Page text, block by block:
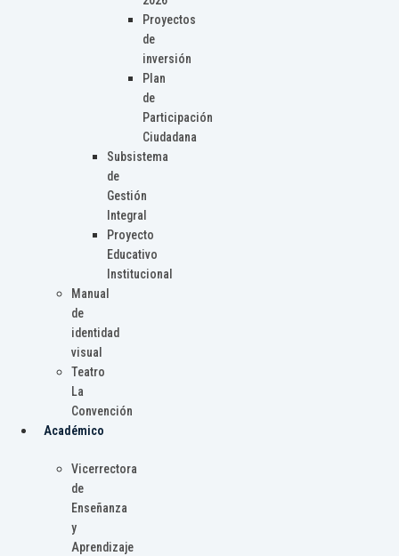
Proyectos
de
inversión
Plan
de
Participación
Ciudadana
Subsistema
de
Gestión
Integral
Proyecto
Educativo
Institucional
Manual
de
identidad
visual
Teatro
La
Convención
Académico
Vicerrectora
de
Enseñanza
y
Aprendizaje